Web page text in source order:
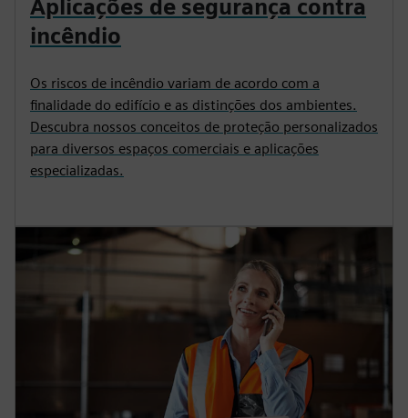
Aplicações de segurança contra
incêndio
Os riscos de incêndio variam de acordo com a
finalidade do edifício e as distinções dos ambientes.
Descubra nossos conceitos de proteção personalizados
para diversos espaços comerciais e aplicações
especializadas.